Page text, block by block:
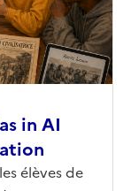
in AI
élèves de